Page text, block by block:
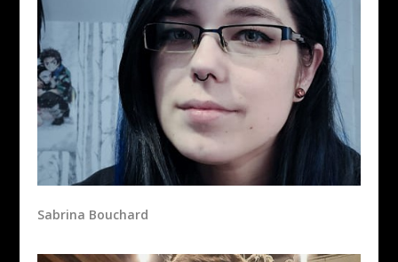
Sabrina Bouchard